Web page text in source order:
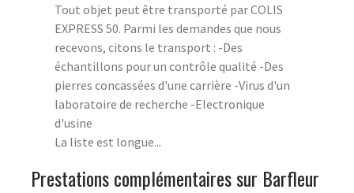
Tout objet peut être transporté par COLIS
EXPRESS 50. Parmi les demandes que nous
recevons, citons le transport : -Des
échantillons pour un contrôle qualité -Des
pierres concassées d'une carrière -Virus d'un
laboratoire de recherche -Electronique
d'usine
La liste est longue...
Prestations complémentaires sur Barfleur